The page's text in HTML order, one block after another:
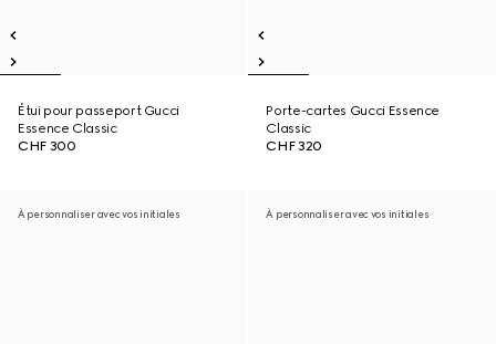
Étui pour passeport Gucci
Essence Classic
CHF 300
Porte-cartes Gucci Essence
Classic
CHF 320
À personnaliser avec vos initiales À personnaliser avec vos initiales